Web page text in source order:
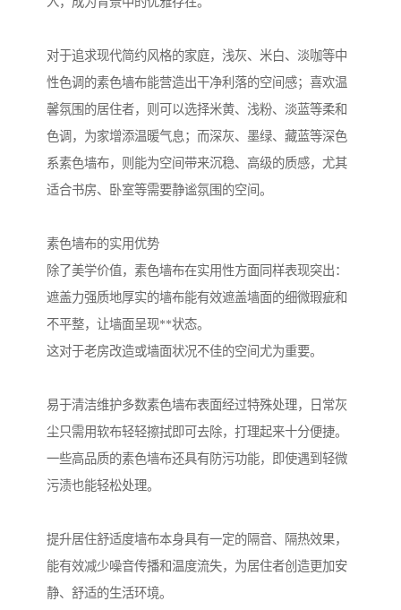
对于追求现代简约风格的家庭，浅灰、米白、淡咖等中
性色调的素色墙布能营造出干净利落的空间感；喜欢温
馨氛围的居住者，则可以选择米黄、浅粉、淡蓝等柔和
色调，为家增添温暖气息；而深灰、墨绿、藏蓝等深色
系素色墙布，则能为空间带来沉稳、高级的质感，尤其
适合书房、卧室等需要静谧氛围的空间。
素色墙布的实用优势
除了美学价值，素色墙布在实用性方面同样表现突出：
遮盖力强质地厚实的墙布能有效遮盖墙面的细微瑕疵和
不平整，让墙面呈现**状态。
这对于老房改造或墙面状况不佳的空间尤为重要。
易于清洁维护多数素色墙布表面经过特殊处理，日常灰
尘只需用软布轻轻擦拭即可去除，打理起来十分便捷。
一些高品质的素色墙布还具有防污功能，即使遇到轻微
污渍也能轻松处理。
提升居住舒适度墙布本身具有一定的隔音、隔热效果，
能有效减少噪音传播和温度流失，为居住者创造更加安
静、舒适的生活环境。